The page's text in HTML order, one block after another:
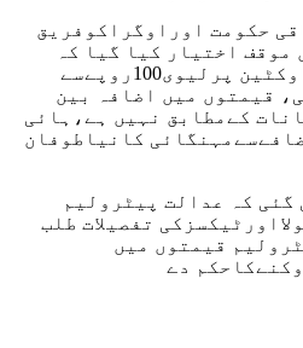
حکومت اوراوگراکوفریق
اختیار کیا گیا کہ
لگژری گاڑیوں کےہائی اوکٹین پرلیوی100روپےسے
گئی، قیمتوں میں اضافہ بین
کےمطابق نہیں ہے،ہائی
کانیاطوفان
گئی کہ عدالت پیٹرولیم
تفصیلات طلب
قیمتوں میں
دے